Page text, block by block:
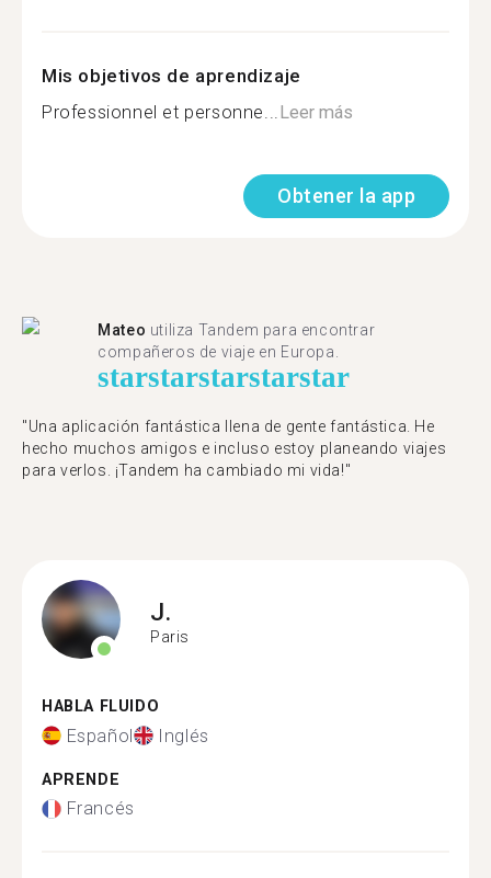
Mis objetivos de aprendizaje
Professionnel et personne...Leer más
Obtener la app
Mateo utiliza Tandem para encontrar
compañeros de viaje en Europa.
starstarstarstarstar
"Una aplicación fantástica llena de gente fantástica. He
hecho muchos amigos e incluso estoy planeando viajes
para verlos. ¡Tandem ha cambiado mi vida!"
J.
Paris
HABLA FLUIDO
Español Inglés
APRENDE
Francés